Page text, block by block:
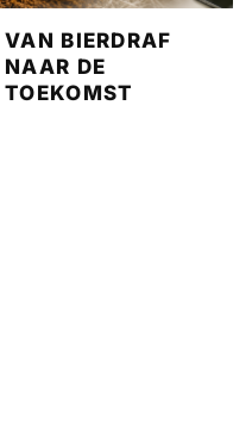
VAN BIERDRAF
NAAR DE
TOEKOMST